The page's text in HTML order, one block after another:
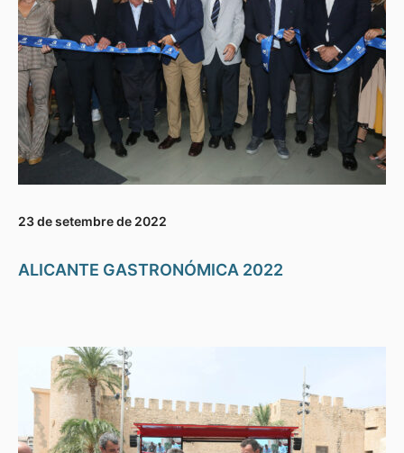
23 de setembre de 2022
ALICANTE GASTRONÓMICA 2022